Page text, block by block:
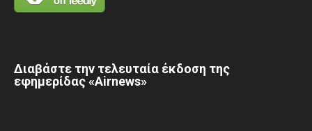
Διαβάστε την τελευταία έκδοση της
εφημερίδας «Airnews»